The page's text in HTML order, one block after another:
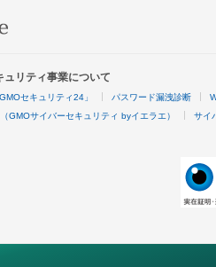
リティ事業について
セキュリティ24」 パスワード漏洩診断
GMOサイバーセキュリティ byイエラエ） サイ